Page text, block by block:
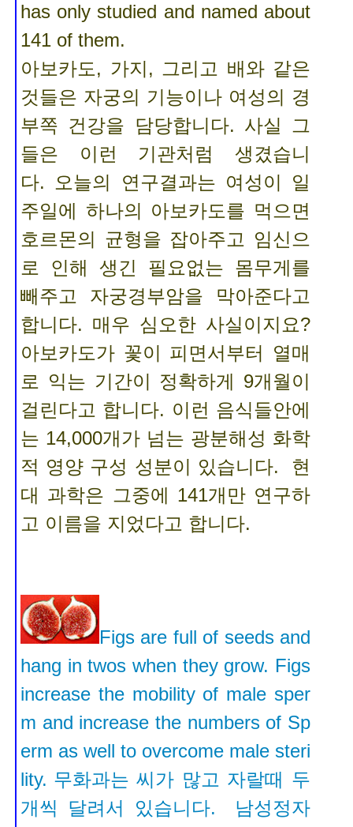
has only studied and named about
141 of them.
아보카도, 가지, 그리고 배와 같은
것들은 자궁의 기능이나 여성의 경
부쪽 건강을 담당합니다. 사실 그
들은 이런 기관처럼 생겼습니
다.
오늘의 연구결과는 여성이 일
주일에 하나의 아보카도를 먹으면
호르몬의 균형을 잡아주고 임신으
로 인해 생긴 필요없는 몸무게를
빼주고 자궁경부암을 막아준다고
합니다. 매우 심오한 사실이지요?
아보카도가 꽃이 피면서부터 열매
로 익는 기간이 정확하게 9개월이
걸린다고 합니다. 이런 음식들안에
는 14,000개가 넘는 광분해성 화학
적 영양 구성 성분이 있습니다. 현
대 과학은 그중에 141개만 연구하
고 이름을 지었다고 합니다.
Figs are full of seeds and
hang in twos when they grow. Figs
increase the mobility of male sper
m and increase the numbers of Sp
erm as well to overcome male steri
lity. 무화과는 씨가 많고 자랄때 두
개씩 달려서 있습니다. 남성정자